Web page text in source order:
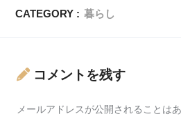
CATEGORY : 暮らし
コメントを残す
メールアドレスが公開されることはあ